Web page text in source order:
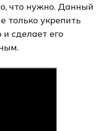
что нужно. Данный
только укрепить
и сделает его